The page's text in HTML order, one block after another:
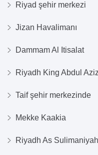
Riyad şehir merkezi
Jizan Havalimanı
Dammam Al Itisalat
Riyadh King Abdul Aziz
Taif şehir merkezinde
Mekke Kaakia
Riyadh As Sulimaniyah